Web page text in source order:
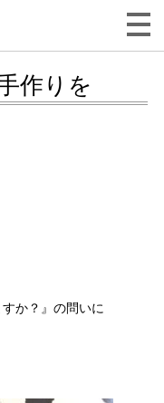
作りを
か？』の問いに